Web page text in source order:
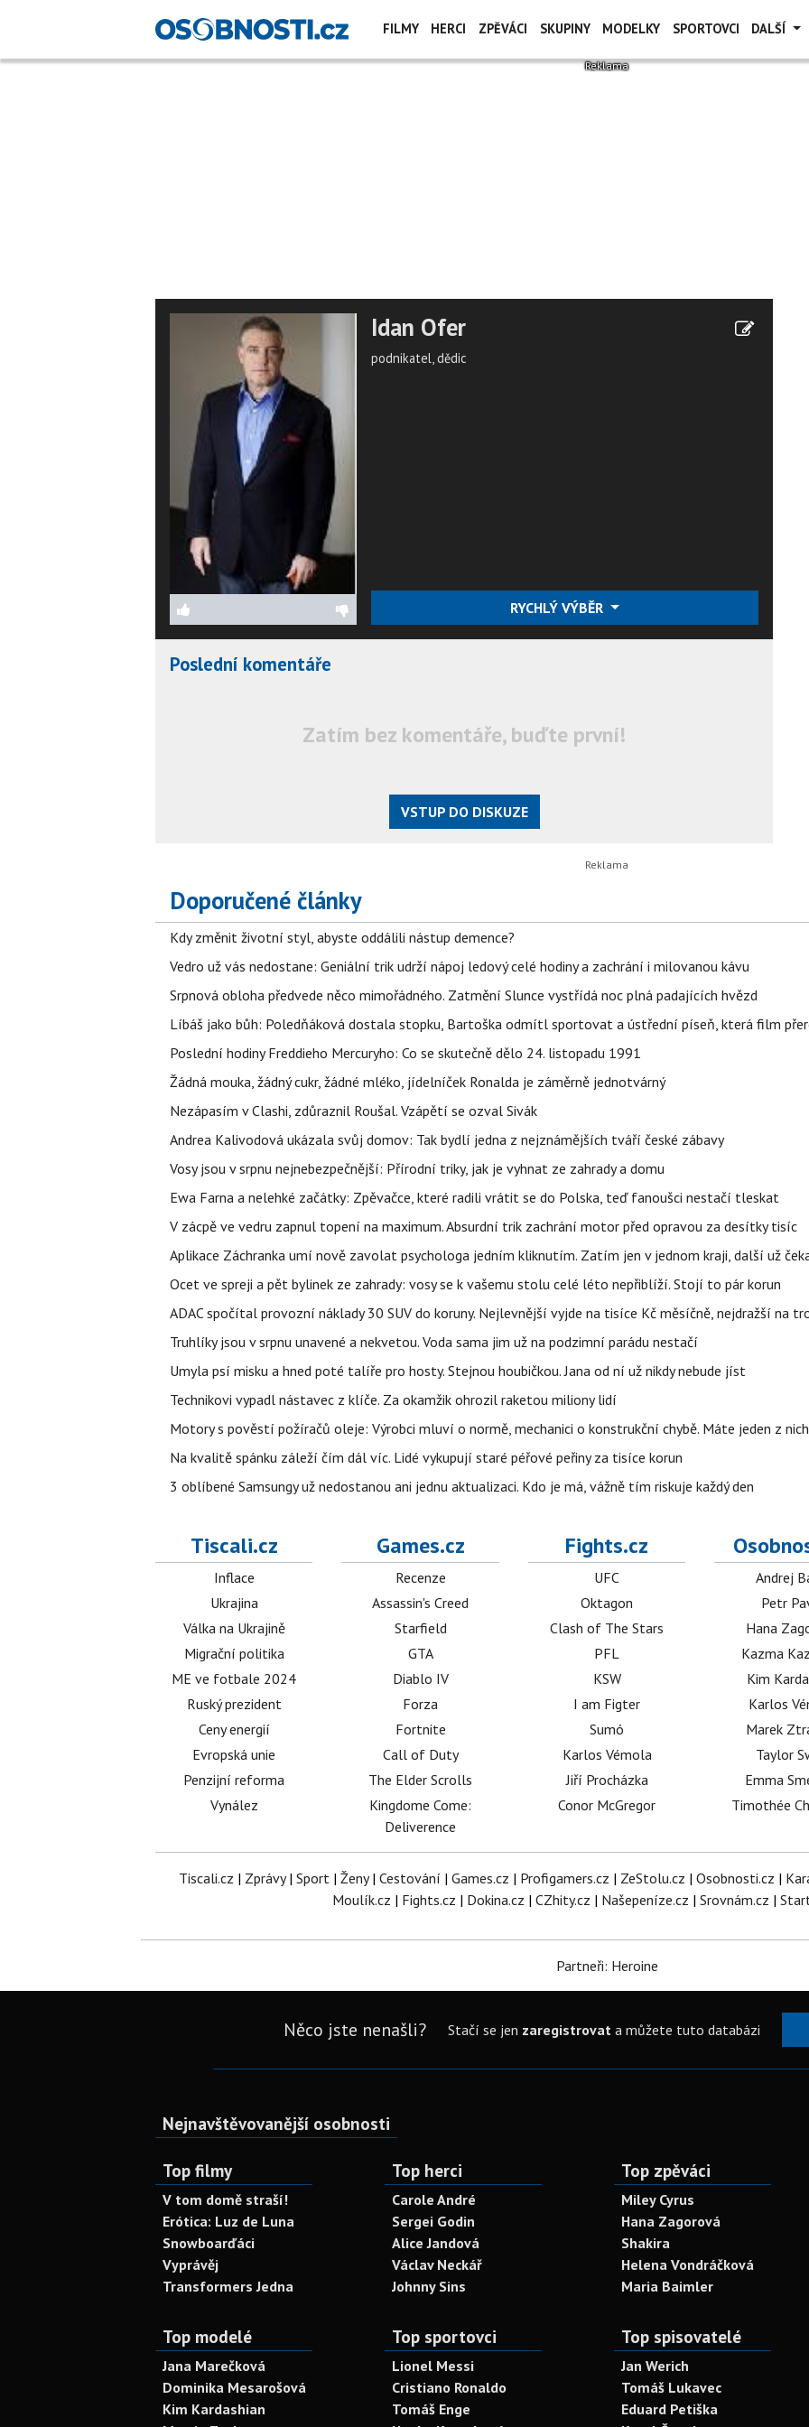
FILMY HERCI ZPĚVÁCI SKUPINY MODELKY SPORTOVCI DALŠÍ
Idan Ofer
podnikatel, dědic
RYCHLÝ VÝBĚR
Poslední komentáře
Zatím bez komentáře, buďte první!
VSTUP DO DISKUZE
Doporučené články
Kdy změnit životní styl, abyste oddálili nástup demence?
Vedro už vás nedostane: Geniální trik udrží nápoj ledový celé hodiny a zachrání i milovanou kávu
Srpnová obloha předvede něco mimořádného. Zatmění Slunce vystřídá noc plná padajících hvězd
Líbáš jako bůh: Poledňáková dostala stopku, Bartoška odmítl sportovat a ústřední píseň, která film
Poslední hodiny Freddieho Mercuryho: Co se skutečně dělo 24. listopadu 1991
Žádná mouka, žádný cukr, žádné mléko, jídelníček Ronalda je záměrně jednotvárný
Nezápasím v Clashi, zdůraznil Roušal. Vzápětí se ozval Sivák
Andrea Kalivodová ukázala svůj domov: Tak bydlí jedna z nejznámějších tváří české zábavy
Vosy jsou v srpnu nejnebezpečnější: Přírodní triky, jak je vyhnat ze zahrady a domu
Ewa Farna a nelehké začátky: Zpěvačce, které radili vrátit se do Polska, teď fanoušci nestačí tleskat
V zácpě ve vedru zapnul topení na maximum. Absurdní trik zachrání motor před opravou za desítky tisíc
Aplikace Záchranka umí nově zavolat psychologa jedním kliknutím. Zatím jen v jednom kraji, další už
Ocet ve spreji a pět bylinek ze zahrady: vosy se k vašemu stolu celé léto nepřiblíží. Stojí to pár korun
ADAC spočítal provozní náklady 30 SUV do koruny. Nejlevnější vyjde na tisíce Kč měsíčně, nejdražší na
Truhlíky jsou v srpnu unavené a nekvetou. Voda sama jim už na podzimní parádu nestačí
Umyla psí misku a hned poté talíře pro hosty. Stejnou houbičkou. Jana od ní už nikdy nebude jíst
Technikovi vypadl nástavec z klíče. Za okamžik ohrozil raketou miliony lidí
Motory s pověstí požíračů oleje: Výrobci mluví o normě, mechanici o konstrukční chybě. Máte jeden z
Na kvalitě spánku záleží čím dál víc. Lidé vykupují staré péřové peřiny za tisíce korun
3 oblíbené Samsungy už nedostanou ani jednu aktualizaci. Kdo je má, vážně tím riskuje každý den
Tiscali.cz
Inflace
Ukrajina
Válka na Ukrajině
Migrační politika
ME ve fotbale 2024
Ruský prezident
Ceny energií
Evropská unie
Penzijní reforma
Vynález
Games.cz
Recenze
Assassin's Creed
Starfield
GTA
Diablo IV
Forza
Fortnite
Call of Duty
The Elder Scrolls
Kingdome Come:
Deliverence
Fights.cz
UFC
Oktagon
Clash of The Stars
PFL
KSW
I am Figter
Sumó
Karlos Vémola
Jiří Procházka
Conor McGregor
Andrej
Petr
Hana
Kazma
Kim
Karlos
Marek
Taylor
Emma
Timothée
Tiscali.cz | Zprávy| Sport| Ženy| Cestování | Games.cz | Profigamers.cz | ZeStolu.cz | Osobnosti.cz |
Moulík.cz | Fights.cz | Dokina.cz | CZhity.cz | Našepeníze.cz | Srovnám.cz |
Partneři: Heroine
Něco jste nenašli? Stačí se jen zaregistrovata můžete tuto databázi
Nejnavštěvovanější osobnosti
Top filmy
V tom domě straší!
Erótica: Luz de Luna
Snowboarďáci
Vyprávěj
Transformers Jedna
Top herci
Carole André
Sergei Godin
Alice Jandová
Václav Neckář
Johnny Sins
Top zpěváci
Miley Cyrus
Hana Zagorová
Shakira
Helena Vondráčková
Maria Baimler
Top modelé
Jana Marečková
Dominika Mesarošová
Kim Kardashian
Top sportovci
Lionel Messi
Cristiano Ronaldo
Tomáš Enge
Top spisovatelé
Jan Werich
Tomáš Lukavec
Eduard Petiška